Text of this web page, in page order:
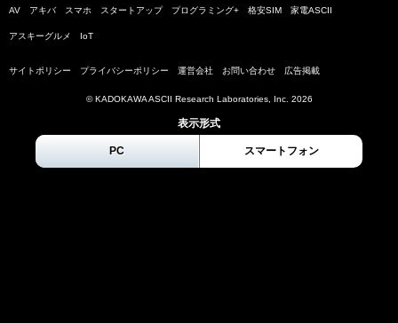
AV アキバ スマホ スタートアップ プログラミング+ 格安SIM 家電ASCII
アスキーグルメ IoT
サイトポリシー プライバシーポリシー 運営会社 お問い合わせ 広告掲載
© KADOKAWA ASCII Research Laboratories, Inc. 2026
表示形式
PC スマートフォン